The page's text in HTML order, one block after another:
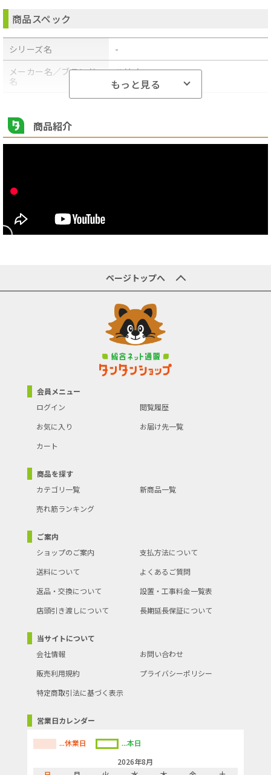
ます。
●注口部分のフィルターが注ぐときに茶葉を漉してくれるから、水
出しの緑茶や紅茶、トロピカルフルーツティーなども楽しめます。
●※耐熱温度差120度とは、急熱急冷したときの温度差が120度以
内であれば割れないということで、耐熱性があるということです。
●食器洗い乾燥機の使用ができるから、お手入れもラク。
●サイズ(約)幅8.7×奥行8.4×高さ30cm、口径(約)7.1cm
●材質:ガラスボトル/耐熱ガラス「HARIO Glass」 注ぎ口・栓/シリ
コーンゴム フィルター/ポリプロピレン
●耐熱温度:注ぎ口・栓/180度 フィルター・メッシュ/120度
●耐熱温度差:本体/120度(耐熱温度差120度とは、急熱急冷したと
きの温度差が120度以内であれば割れないということで、耐熱性が
あるということです。)
み物を入れて凍らせないでください。また、冷蔵庫に入れる場合
は、さましてから入れてください。
商品スペック
シリーズ名
-
メーカー名／ブランド
名
ハリオ
原産国／製造国
もっと見る
商品紹介
ページトップへ
会員メニュー
ログイン
閲覧履歴
お気に入り
お届け先一覧
カート
商品を探す
カテゴリ一覧
新商品一覧
売れ筋ランキング
ご案内
ショップのご案内
支払方法について
送料について
よくあるご質問
返品・交換について
設置・工事料金一覧表
店頭引き渡しについて
長期延長保証について
当サイトについて
会社情報
お問い合わせ
販売利用規約
プライバシーポリシー
特定商取引法に基づく表示
営業日カレンダー
...休業日
...本日
2026年8月